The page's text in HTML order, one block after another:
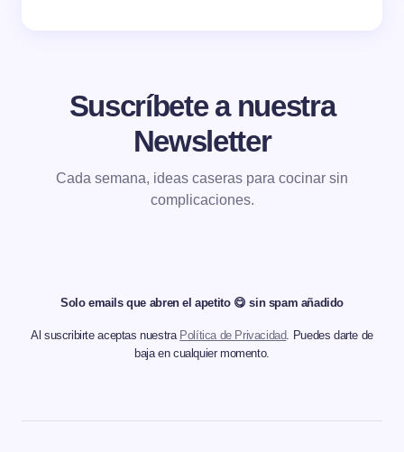
Suscríbete a nuestra
Newsletter
Cada semana, ideas caseras para cocinar sin
complicaciones.
Solo emails que abren el apetito 😋 sin spam añadido
Al suscribirte aceptas nuestra Política de Privacidad. Puedes darte de
baja en cualquier momento.